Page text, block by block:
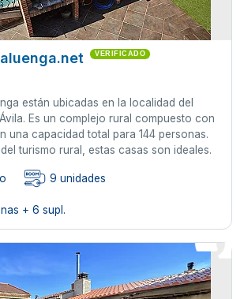
VERIFICADO
están ubicadas en la localidad del
Es un complejo rural compuesto con
una capacidad total para 144 personas.
turismo rural, estas casas son ideales.
9 unidades
+ 6 supl.